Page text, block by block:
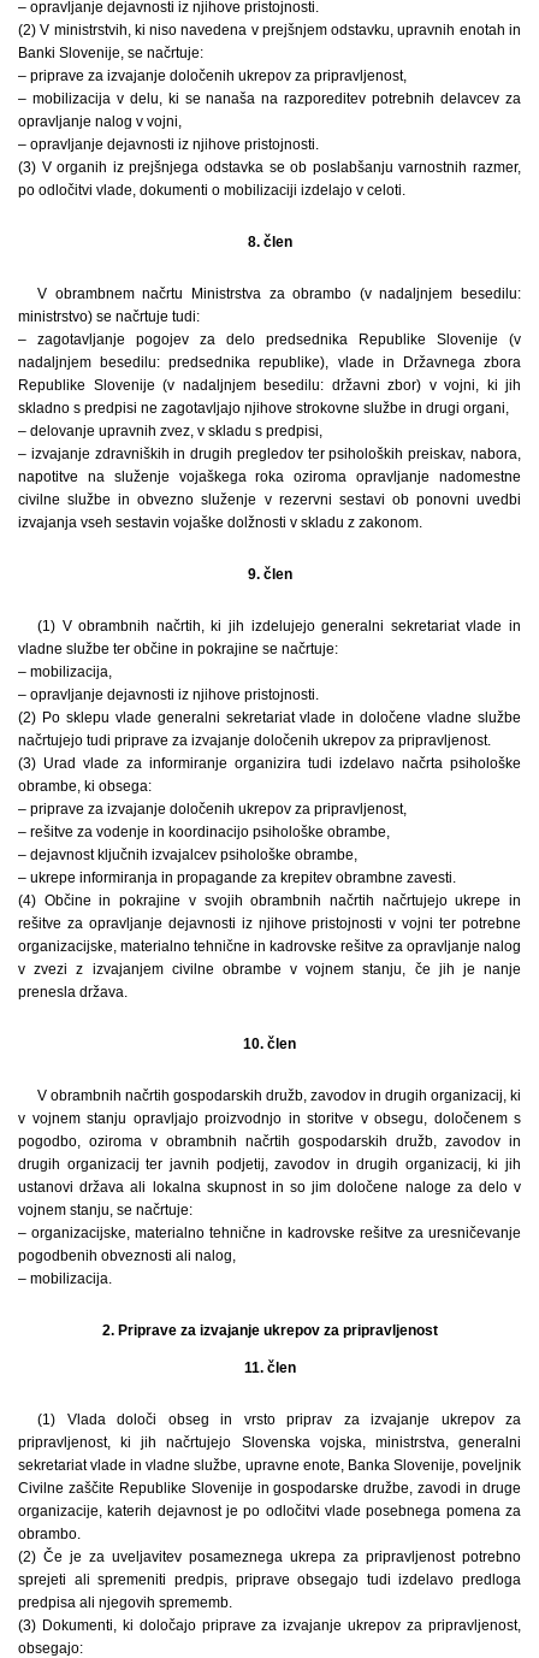
– opravljanje dejavnosti iz njihove pristojnosti.
(2) V ministrstvih, ki niso navedena v prejšnjem odstavku, upravnih enotah in
Banki Slovenije, se načrtuje:
– priprave za izvajanje določenih ukrepov za pripravljenost,
– mobilizacija v delu, ki se nanaša na razporeditev potrebnih delavcev za
opravljanje nalog v vojni,
– opravljanje dejavnosti iz njihove pristojnosti.
(3) V organih iz prejšnjega odstavka se ob poslabšanju varnostnih razmer,
po odločitvi vlade, dokumenti o mobilizaciji izdelajo v celoti.
8. člen
V obrambnem načrtu Ministrstva za obrambo (v nadaljnjem besedilu:
ministrstvo) se načrtuje tudi:
– zagotavljanje pogojev za delo predsednika Republike Slovenije (v
nadaljnjem besedilu: predsednika republike), vlade in Državnega zbora
Republike Slovenije (v nadaljnjem besedilu: državni zbor) v vojni, ki jih
skladno s predpisi ne zagotavljajo njihove strokovne službe in drugi organi,
– delovanje upravnih zvez, v skladu s predpisi,
– izvajanje zdravniških in drugih pregledov ter psiholoških preiskav, nabora,
napotitve na služenje vojaškega roka oziroma opravljanje nadomestne
civilne službe in obvezno služenje v rezervni sestavi ob ponovni uvedbi
izvajanja vseh sestavin vojaške dolžnosti v skladu z zakonom.
9. člen
(1) V obrambnih načrtih, ki jih izdelujejo generalni sekretariat vlade in
vladne službe ter občine in pokrajine se načrtuje:
– mobilizacija,
– opravljanje dejavnosti iz njihove pristojnosti.
(2) Po sklepu vlade generalni sekretariat vlade in določene vladne službe
načrtujejo tudi priprave za izvajanje določenih ukrepov za pripravljenost.
(3) Urad vlade za informiranje organizira tudi izdelavo načrta psihološke
obrambe, ki obsega:
– priprave za izvajanje določenih ukrepov za pripravljenost,
– rešitve za vodenje in koordinacijo psihološke obrambe,
– dejavnost ključnih izvajalcev psihološke obrambe,
– ukrepe informiranja in propagande za krepitev obrambne zavesti.
(4) Občine in pokrajine v svojih obrambnih načrtih načrtujejo ukrepe in
rešitve za opravljanje dejavnosti iz njihove pristojnosti v vojni ter potrebne
organizacijske, materialno tehnične in kadrovske rešitve za opravljanje nalog
v zvezi z izvajanjem civilne obrambe v vojnem stanju, če jih je nanje
prenesla država.
10. člen
V obrambnih načrtih gospodarskih družb, zavodov in drugih organizacij, ki
v vojnem stanju opravljajo proizvodnjo in storitve v obsegu, določenem s
pogodbo, oziroma v obrambnih načrtih gospodarskih družb, zavodov in
drugih organizacij ter javnih podjetij, zavodov in drugih organizacij, ki jih
ustanovi država ali lokalna skupnost in so jim določene naloge za delo v
vojnem stanju, se načrtuje:
– organizacijske, materialno tehnične in kadrovske rešitve za uresničevanje
pogodbenih obveznosti ali nalog,
– mobilizacija.
2. Priprave za izvajanje ukrepov za pripravljenost
11. člen
(1) Vlada določi obseg in vrsto priprav za izvajanje ukrepov za
pripravljenost, ki jih načrtujejo Slovenska vojska, ministrstva, generalni
sekretariat vlade in vladne službe, upravne enote, Banka Slovenije, poveljnik
Civilne zaščite Republike Slovenije in gospodarske družbe, zavodi in druge
organizacije, katerih dejavnost je po odločitvi vlade posebnega pomena za
obrambo.
(2) Če je za uveljavitev posameznega ukrepa za pripravljenost potrebno
sprejeti ali spremeniti predpis, priprave obsegajo tudi izdelavo predloga
predpisa ali njegovih sprememb.
(3) Dokumenti, ki določajo priprave za izvajanje ukrepov za pripravljenost,
obsegajo: